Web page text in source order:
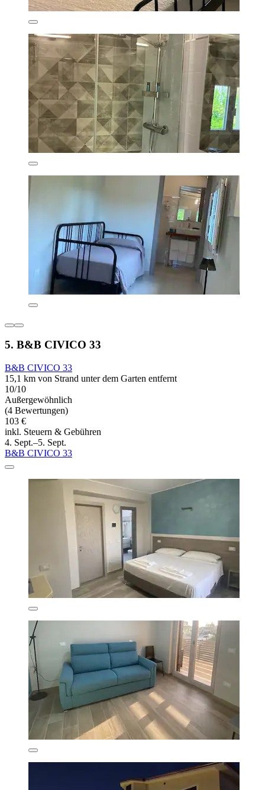
5. B&B CIVICO 33
B&B CIVICO 33
15,1 km von Strand unter dem Garten entfernt
10/10
Außergewöhnlich
(4 Bewertungen)
103 €
inkl. Steuern & Gebühren
4. Sept.–5. Sept.
B&B CIVICO 33